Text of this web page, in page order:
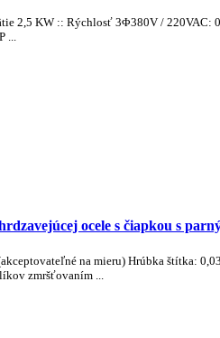
2,5 KW :: Rýchlosť 3Φ380V /
ocele s čiapkou s
na mieru) Hrúbka štítka:
zmršťovaním ...